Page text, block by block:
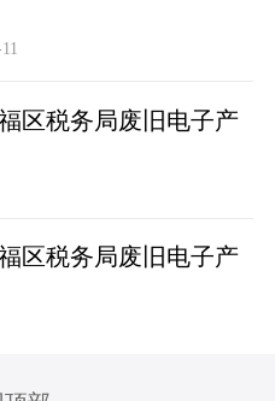
区税务局废旧电子产
区税务局废旧电子产